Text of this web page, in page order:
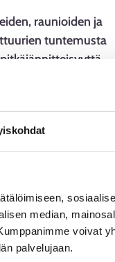
median,
voivat
palvelujaan.
raunioiden ja
tuntemusta